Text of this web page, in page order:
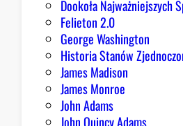
Dookoła Najważniejszych
Felieton 2.0
George Washington
Historia Stanów
James Madison
James Monroe
John Adams
John Quincy Adams